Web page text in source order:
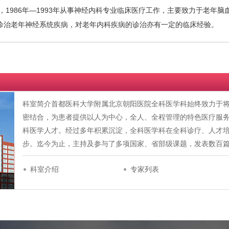
年—1993年从事神经内科专业临床医疗工作，主要致力于老年脑
老年神经系统疾病，对老年内科疾病的诊治亦有一定的临床经验。
科室简介首都医科大学附属北京朝阳医院全科医学科始终致力于
密结合，为患者提供以人为中心，全人、全程管理的特色医疗服
科医学人才。经过多年积累沉淀，全科医学科在全科诊疗、人才
步。迄今为止，主持及参与了多项国家、省部级课题，发表数百
科室介绍 专家列表